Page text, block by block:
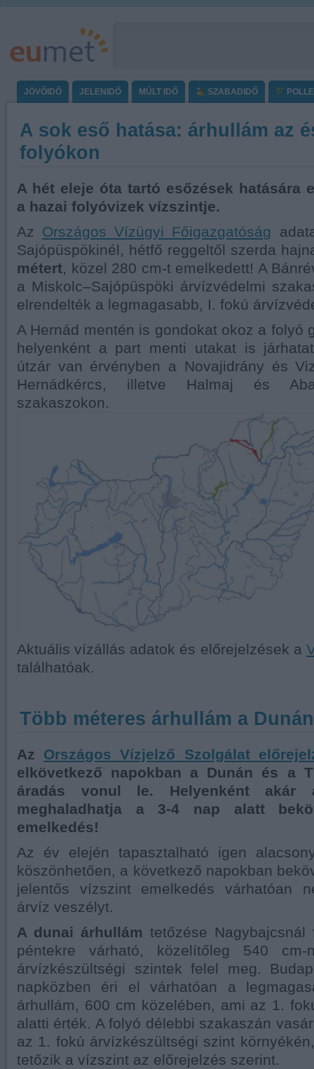
JÖVŐIDŐ JELENIDŐ MÚLT IDŐ SZABADIDŐ
A sok eső hatása: árhullám az
folyókon
A hét eleje óta tartó esőzések hatására
a hazai folyóvizek vízszintje.
Az Országos Vízügyi Főigazgatóság
Sajópüspökinél, hétfő reggeltől szerda
métert, közel 280 cm-t emelkedett! A
a Miskolc–Sajópüspöki árvízvédelmi
elrendelték a legmagasabb, I. fokú
A Hernád mentén is gondokat okoz a folyó
helyenként a part menti utakat is
útzár van érvényben a Novajidrány és
Hernádkércs, illetve Halmaj és
szakaszokon.
Aktuális vízállás adatok és előrejelzések a
találhatóak.
Több méteres árhullám a
Az Országos Vízjelző Szolgálat
elkövetkező napokban a Dunán és a
áradás vonul le. Helyenként
meghaladhatja a 3-4 nap alatt
emelkedés!
Az év elején tapasztalható igen
köszönhetően, a következő napokban
jelentős vízszint emelkedés várhatóan
árvíz veszélyt.
A dunai árhullám tetőzése
péntekre várható, közelítőleg 540
árvízkészültségi szintek felel meg.
napközben éri el várhatóan a
árhullám, 600 cm közelében, ami az 1.
alatti érték. A folyó délebbi szakaszán
az 1. fokú árvízkészültségi szint
tetőzik a vízszint az előrejelzés szerint.